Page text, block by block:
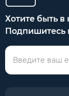
Хотите быть в
Подпишитесь